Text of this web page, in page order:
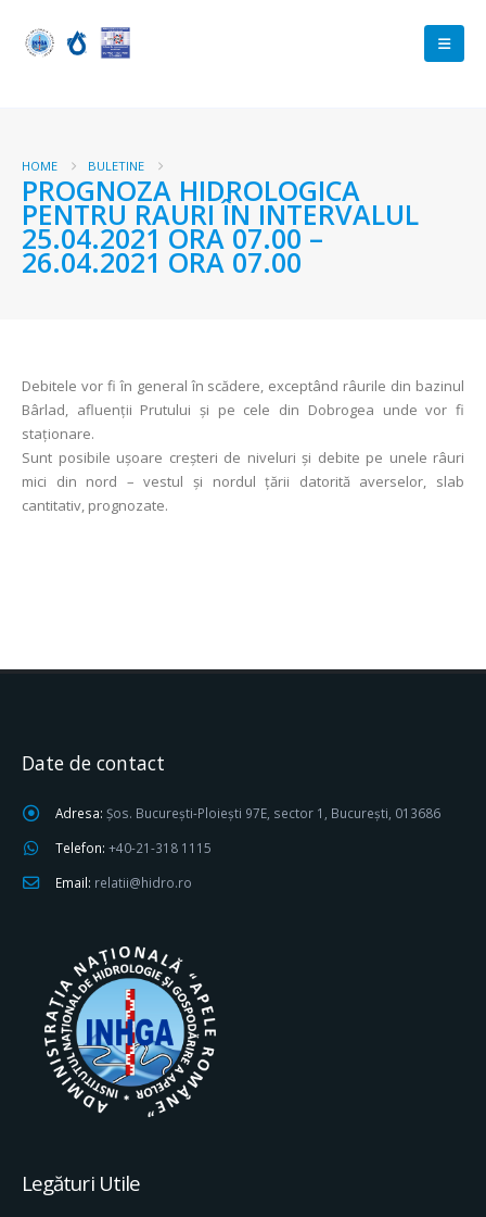
HOME BULETINE
PROGNOZA HIDROLOGICA
PENTRU RAURI ÎN INTERVALUL
25.04.2021 ORA 07.00 –
26.04.2021 ORA 07.00
Debitele vor fi în general în scădere, exceptând râurile din bazinul
Bârlad, afluenții Prutului și pe cele din Dobrogea unde vor fi
staționare.
Sunt posibile ușoare creșteri de niveluri și debite pe unele râuri
mici din nord – vestul și nordul țării datorită averselor, slab
cantitativ, prognozate.
Date de contact
Adresa: Șos. București-Ploiești 97E, sector 1, București, 013686
Telefon: +40-21-318 1115
Email: relatii@hidro.ro
Legături Utile